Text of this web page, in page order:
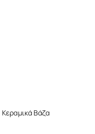
Κεραμικά Βάζα